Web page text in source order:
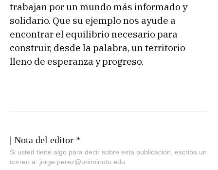
trabajan por un mundo más informado y
solidario. Que su ejemplo nos ayude a
encontrar el equilibrio necesario para
construir, desde la palabra, un territorio
lleno de esperanza y progreso.
| Nota del editor *
Si usted tiene algo para decir sobre esta publicación, escriba un
correo a: jorge.perez@uniminuto.edu